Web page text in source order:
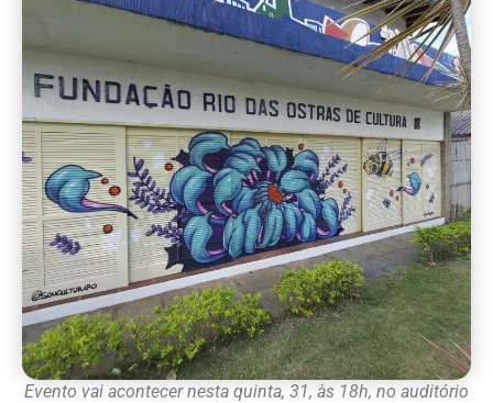
Evento vai acontecer nesta quinta, 31, às 18h, no auditório